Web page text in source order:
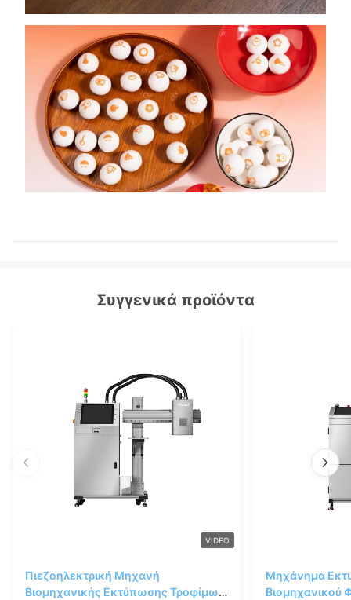
Συγγενικά προϊόντα
VIDEO
Πιεζοηλεκτρική Μηχανή
Βιομηχανικής Εκτύπωσης Τροφίμων
Μηχάνημα
Βιομηχανικού